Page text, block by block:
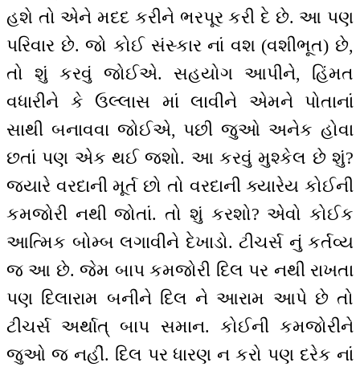
હશે તો એને મદદ કરીને ભરપૂર કરી દે છે. આ પણ
પરિવાર છે. જો કોઈ સંસ્કાર નાં વશ (વશીભૂત) છે,
તો શું કરવું જોઈએ. સહયોગ આપીને, હિંમત
વધારીને કે ઉલ્લાસ માં લાવીને એમને પોતાનાં
સાથી બનાવવા જોઈએ, પછી જુઓ અનેક હોવા
છતાં પણ એક થઈ જશો. આ કરવું મુશ્કેલ છે શું?
જ્યારે વરદાની મૂર્ત છો તો વરદાની ક્યારેય કોઈની
કમજોરી નથી જોતાં. તો શું કરશો? એવો કોઈક
આત્મિક બોમ્બ લગાવીને દેખાડો. ટીચર્સ નું કર્તવ્ય
જ આ છે. જેમ બાપ કમજોરી દિલ પર નથી રાખતા
પણ દિલારામ બનીને દિલ ને આરામ આપે છે તો
ટીચર્સ અર્થાત્ બાપ સમાન. કોઈની કમજોરીને
જુઓ જ નહીં. દિલ પર ધારણ ન કરો પણ દરેક નાં